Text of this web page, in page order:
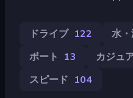
ドライブ 122 水
ボート 13 カジュ
スピード 104